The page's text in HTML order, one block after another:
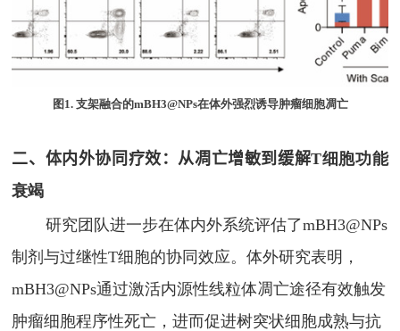
图 1. 支架融合的mBH3@NPs在体外强烈诱导肿瘤细胞凋亡
二、 体内外协同疗效：从凋亡增敏到缓解T细胞功能
衰竭
研究团队进一步在体内外系统评估了mBH3@NPs
制剂与过继性T细胞的协同效应。体外研究表明，
mBH3@NPs通过激活内源性线粒体凋亡途径有效触发
肿瘤细胞程序性死亡，进而促进树突状细胞成熟与抗